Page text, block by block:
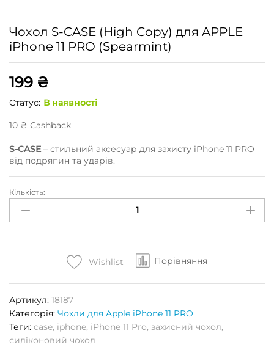
Чохол S-CASE (High Copy) для APPLE
iPhone 11 PRO (Spearmint)
199 ₴
Статус: В наявності
10 ₴ Сashback
S-CASE– стильний аксесуар для захисту iPhone 11 PRO
від подряпин та ударів.
Чохол
CASE
11
PRO
(Spearmint)
Кількість
Кількість:
Wishlist Порівняння
Артикул: 18187
Категорія: Чохли для Apple iPhone 11 PRO
Теги: case, iphone, iPhone 11 Pro, захисний чохол,
силіконовий чохол